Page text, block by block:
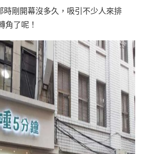
時剛開幕沒多久，吸引不少人來排
角了呢！